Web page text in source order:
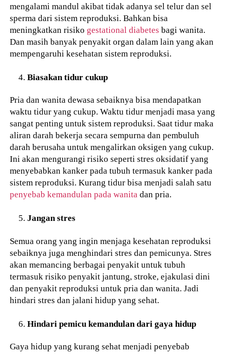
mengalami mandul akibat tidak adanya sel telur dan sel
sperma dari sistem reproduksi. Bahkan bisa
meningkatkan risiko gestational diabetes bagi wanita.
Dan masih banyak penyakit organ dalam lain yang akan
mempengaruhi kesehatan sistem reproduksi.
Biasakan tidur cukup
Pria dan wanita dewasa sebaiknya bisa mendapatkan
waktu tidur yang cukup. Waktu tidur menjadi masa yang
sangat penting untuk sistem reproduksi. Saat tidur maka
aliran darah bekerja secara sempurna dan pembuluh
darah berusaha untuk mengalirkan oksigen yang cukup.
Ini akan mengurangi risiko seperti stres oksidatif yang
menyebabkan kanker pada tubuh termasuk kanker pada
sistem reproduksi. Kurang tidur bisa menjadi salah satu
penyebab kemandulan pada wanita dan pria.
Jangan stres
Semua orang yang ingin menjaga kesehatan reproduksi
sebaiknya juga menghindari stres dan pemicunya. Stres
akan memancing berbagai penyakit untuk tubuh
termasuk risiko penyakit jantung, stroke, ejakulasi dini
dan penyakit reproduksi untuk pria dan wanita. Jadi
hindari stres dan jalani hidup yang sehat.
Hindari pemicu kemandulan dari gaya hidup
Gaya hidup yang kurang sehat menjadi penyebab